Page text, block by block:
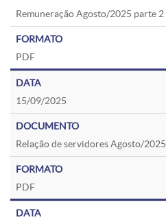
Remuneração Agosto/2025 parte 2
PDF
15/09/2025
Relação de servidores Agosto/2025
PDF